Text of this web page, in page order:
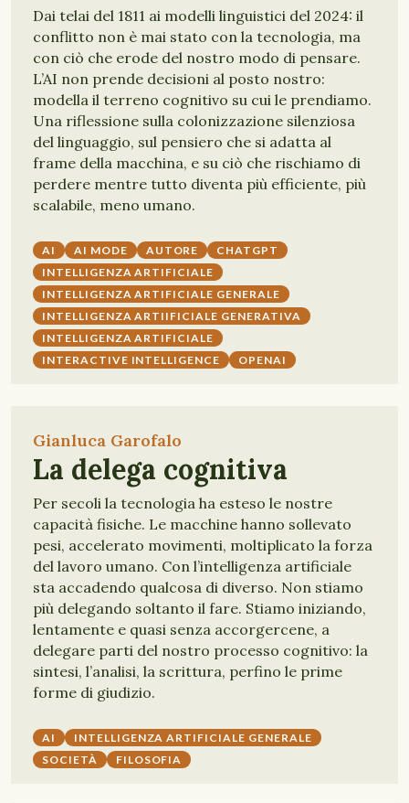
Dai telai del 1811 ai modelli linguistici del 2024: il
conflitto non è mai stato con la tecnologia, ma
con ciò che erode del nostro modo di pensare.
L’AI non prende decisioni al posto nostro:
modella il terreno cognitivo su cui le prendiamo.
Una riflessione sulla colonizzazione silenziosa
del linguaggio, sul pensiero che si adatta al
frame della macchina, e su ciò che rischiamo di
perdere mentre tutto diventa più efficiente, più
scalabile, meno umano.
AI AI MODE AUTORE
CHATGPT
INTELLIGENZA ARTIFICIALE
INTELLIGENZA ARTIFICIALE GENERALE
INTELLIGENZA ARTIIFICIALE GENERATIVA
INTELLIGENZA ARTIFICIALE
INTERACTIVE INTELLIGENCE
OPENAI
Gianluca Garofalo
La delega cognitiva
Per secoli la tecnologia ha esteso le nostre
capacità fisiche. Le macchine hanno sollevato
pesi, accelerato movimenti, moltiplicato la forza
del lavoro umano. Con l’intelligenza artificiale
sta accadendo qualcosa di diverso. Non stiamo
più delegando soltanto il fare. Stiamo iniziando,
lentamente e quasi senza accorgercene, a
delegare parti del nostro processo cognitivo: la
sintesi, l’analisi, la scrittura, perfino le prime
forme di giudizio.
AI
INTELLIGENZA ARTIFICIALE GENERALE
SOCIETÀ
FILOSOFIA